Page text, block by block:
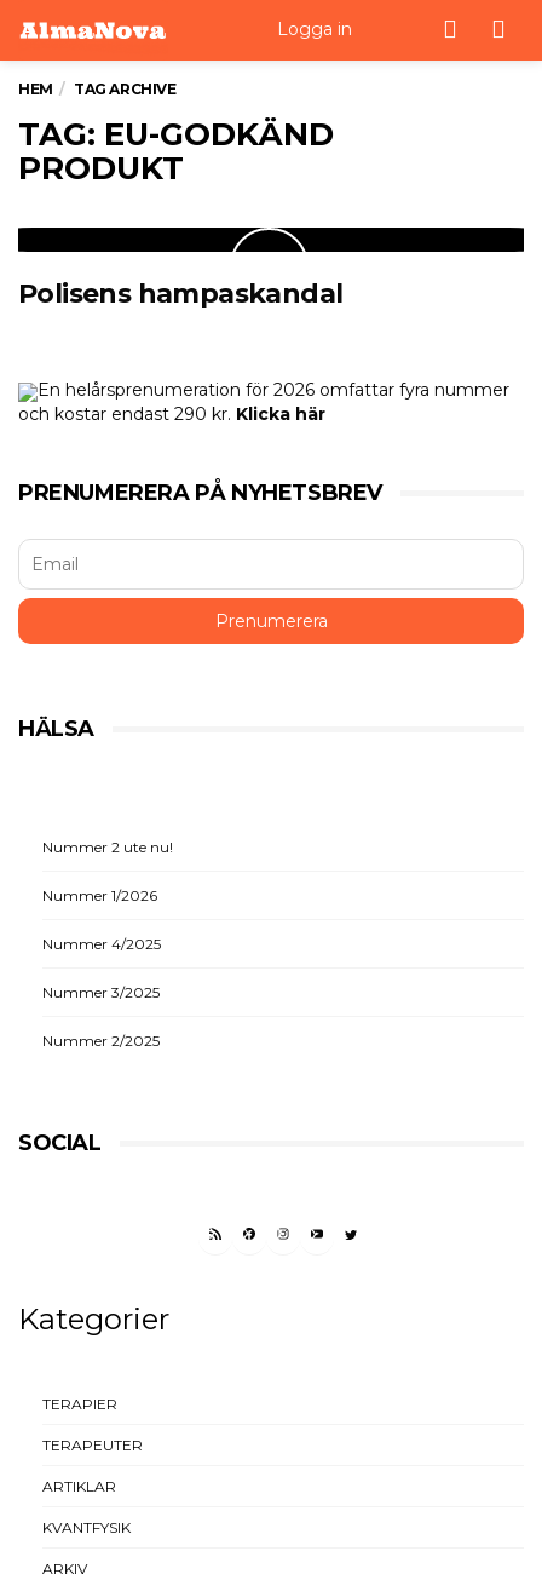
Logga in
HEM TAG ARCHIVE
TAG: EU-GODKÄND
PRODUKT
Polisens hampaskandal
En helårsprenumeration för 2026 omfattar fyra nummer
och kostar endast 290 kr. Klicka här
PRENUMERERA PÅ NYHETSBREV
HÄLSA
Nummer 2 ute nu!
Nummer 1/2026
Nummer 4/2025
Nummer 3/2025
Nummer 2/2025
SOCIAL
RSS FEEDFACEBOOK
INSTAGRAM
YOUTUBETWITTER
Kategorier
TERAPIER
TERAPEUTER
ARTIKLAR
KVANTFYSIK
ARKIV